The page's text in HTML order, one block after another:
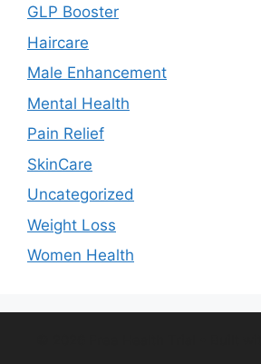
GLP Booster
Haircare
Male Enhancement
Mental Health
Pain Relief
SkinCare
Uncategorized
Weight Loss
Women Health